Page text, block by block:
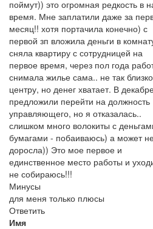
поймут)) это огромная редкость в
время. Мне заплатили даже за
месяц!! хотя портачила конечно) с
первой зп вложила деньги в
сняла квартиру с сотрудницей на
первое время, через пол года
снимала жилье сама.. не так
центру, но денег хватает. В
предложили перейти на должность
управляющего, но я отказалась..
слишком много волокиты с
бумагами - побаиваюсь) а может
доросла)) Это мое первое и
единственное место работы и
не собираюсь!!!
Минусы
для меня только плюсы
Ответить
Имя